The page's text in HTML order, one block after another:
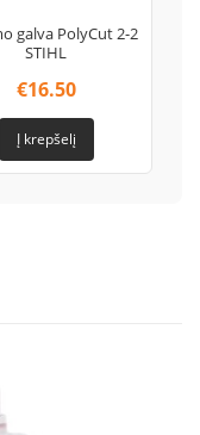
galva PolyCut 2-2
STIHL
€16.50
Į krepšelį